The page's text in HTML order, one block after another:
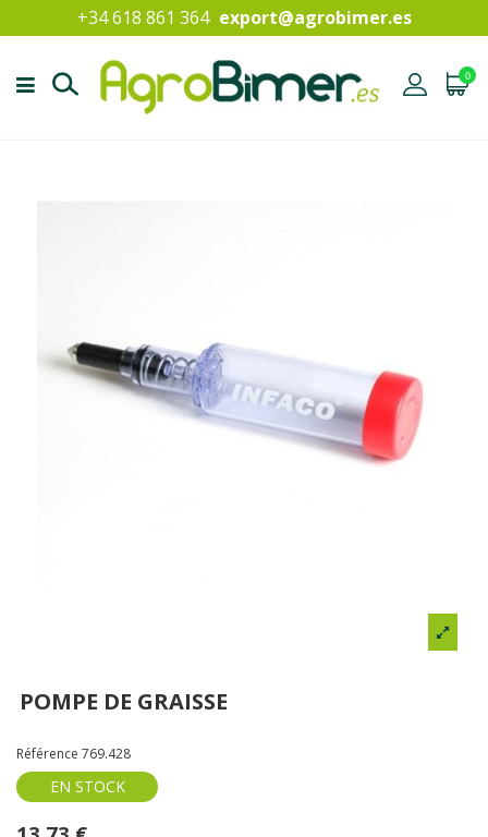
+34 618 861 364 export@agrobimer.es
0
POMPE DE GRAISSE
Référence 769.428
EN STOCK